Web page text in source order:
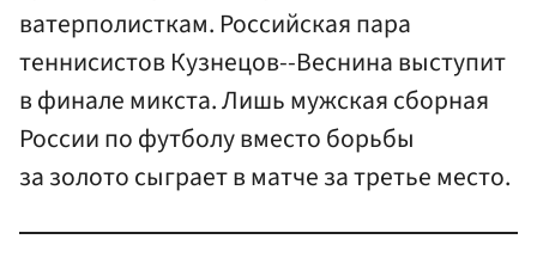
ватерполисткам. Российская пара
теннисистов Кузнецов--Веснина выступит
в финале микста. Лишь мужская сборная
России по футболу вместо борьбы
за золото сыграет в матче за третье место.